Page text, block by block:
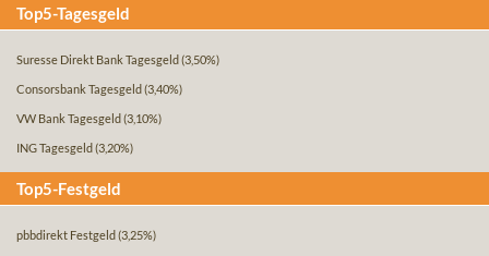
Top5-Tagesgeld
Suresse Direkt Bank Tagesgeld (3,50%)
Consorsbank Tagesgeld (3,40%)
VW Bank Tagesgeld (3,10%)
ING Tagesgeld (3,20%)
Top5-Festgeld
pbbdirekt Festgeld (3,25%)